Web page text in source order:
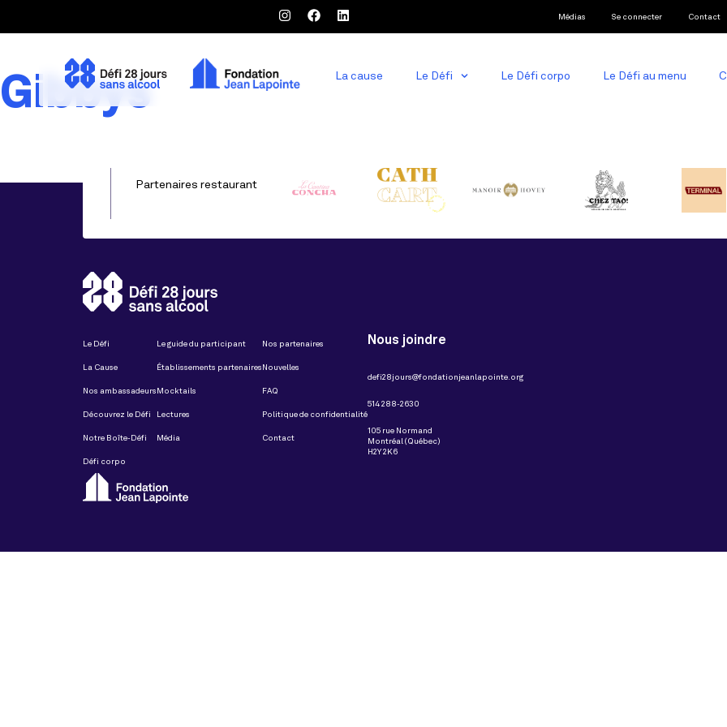
Médias Se connecter Contact
La cause Le Défi Le Défi corpo Le Défi au menu
Gibbys
Partenaires restaurant
Le Défi
La Cause
Nos ambassadeurs
Découvrez le Défi
Notre Boîte-Défi
Défi corpo
Le guide du participant
Établissements partenaires
Mocktails
Lectures
Média
Nos partenaires
Nouvelles
FAQ
Politique de confidentialité
Contact
Nous joindre
defi28jours@fondationjeanlapointe.org
514 288-2630
105 rue Normand
Montréal (Québec)
H2Y 2K6